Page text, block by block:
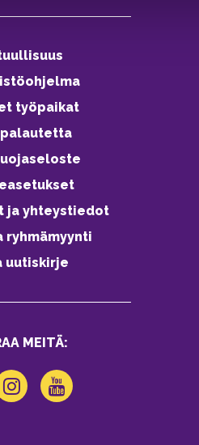
työpaikat
palautetta
ja yhteystiedot
ryhmämyynti
uutiskirje
MEITÄ: